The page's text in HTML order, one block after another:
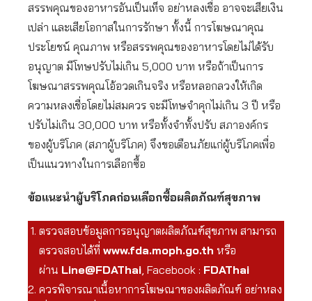
สรรพคุณของอาหารอันเป็นเท็จ อย่าหลงเชื่อ อาจจะเสียเงิน
เปล่า และเสียโอกาสในการรักษา ทั้งนี้ การโฆษณาคุณ
ประโยชน์ คุณภาพ หรือสรรพคุณของอาหารโดยไม่ได้รับ
อนุญาต มีโทษปรับไม่เกิน 5,000 บาท หรือถ้าเป็นการ
โฆษณาสรรพคุณโอ้อวดเกินจริง หรือหลอกลวงให้เกิด
ความหลงเชื่อโดยไม่สมควร จะมีโทษจำคุกไม่เกิน 3 ปี หรือ
ปรับไม่เกิน 30,000 บาท หรือทั้งจำทั้งปรับ สภาองค์กร
ของผู้บริโภค (สภาผู้บริโภค) จึงขอเตือนภัยแก่ผู้บริโภคเพื่อ
เป็นแนวทางในการเลือกซื้อ
ข้อแนะนำผู้บริโภคก่อนเลือกซื้อผลิตภัณฑ์สุขภาพ
ตรวจสอบข้อมูลการอนุญาตผลิตภัณฑ์สุขภาพ สามารถ
ตรวจสอบได้ที่ www.fda.moph.go.th หรือ
ผ่าน Line@FDAThai, Facebook : FDAThai
ควรพิจารณาเนื้อหาการโฆษณาของผลิตภัณฑ์ อย่าหลง